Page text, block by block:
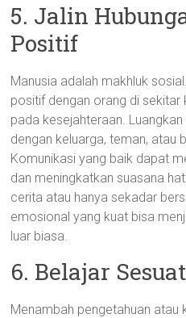
5. Jalin
Positif
Manusia adalah makhluk
positif dengan orang di
pada kesejahteraan.
dengan keluarga, teman, atau
Komunikasi yang baik dapat
dan meningkatkan suasana
cerita atau hanya sekadar
emosional yang kuat bisa
luar biasa.
6. Belajar
Menambah pengetahuan atau